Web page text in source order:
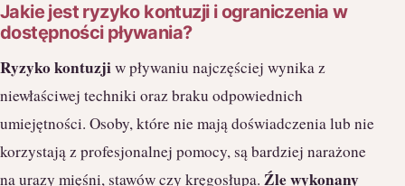
Jakie jest ryzyko kontuzji i ograniczenia w
dostępności pływania?
Ryzyko kontuzjiw pływaniu najczęściej wynika z
niewłaściwej techniki oraz braku odpowiednich
umiejętności. Osoby, które nie mają doświadczenia lub nie
korzystają z profesjonalnej pomocy, są bardziej narażone
na urazy mięśni, stawów czy kręgosłupa. Źle wykonany